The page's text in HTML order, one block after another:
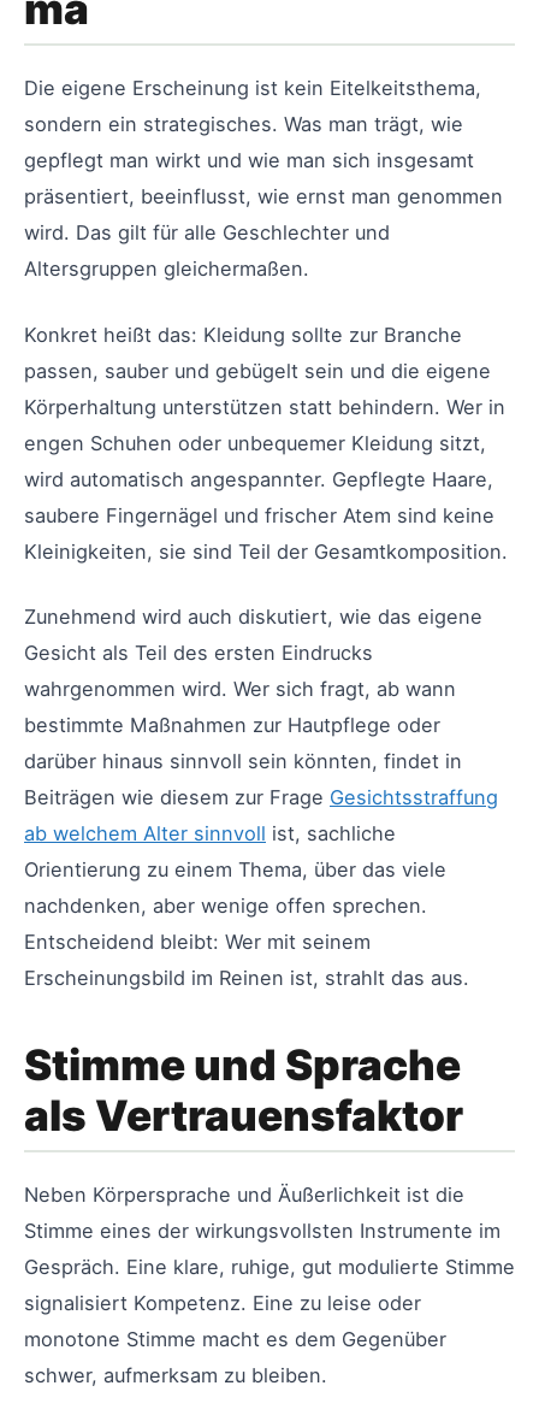
Die eigene Erscheinung ist kein Eitelkeitsthema,
sondern ein strategisches. Was man trägt, wie
gepflegt man wirkt und wie man sich insgesamt
präsentiert, beeinflusst, wie ernst man genommen
wird. Das gilt für alle Geschlechter und
Altersgruppen gleichermaßen.
Konkret heißt das: Kleidung sollte zur Branche
passen, sauber und gebügelt sein und die eigene
Körperhaltung unterstützen statt behindern. Wer in
engen Schuhen oder unbequemer Kleidung sitzt,
wird automatisch angespannter. Gepflegte Haare,
saubere Fingernägel und frischer Atem sind keine
Kleinigkeiten, sie sind Teil der Gesamtkomposition.
Zunehmend wird auch diskutiert, wie das eigene
Gesicht als Teil des ersten Eindrucks
wahrgenommen wird. Wer sich fragt, ab wann
bestimmte Maßnahmen zur Hautpflege oder
darüber hinaus sinnvoll sein könnten, findet in
Beiträgen wie diesem zur Frage Gesichtsstraffung
ab welchem Alter sinnvoll ist, sachliche
Orientierung zu einem Thema, über das viele
nachdenken, aber wenige offen sprechen.
Entscheidend bleibt: Wer mit seinem
Erscheinungsbild im Reinen ist, strahlt das aus.
Stimme und Sprache
als Vertrauensfaktor
Neben Körpersprache und Äußerlichkeit ist die
Stimme eines der wirkungsvollsten Instrumente im
Gespräch. Eine klare, ruhige, gut modulierte Stimme
signalisiert Kompetenz. Eine zu leise oder
monotone Stimme macht es dem Gegenüber
schwer, aufmerksam zu bleiben.